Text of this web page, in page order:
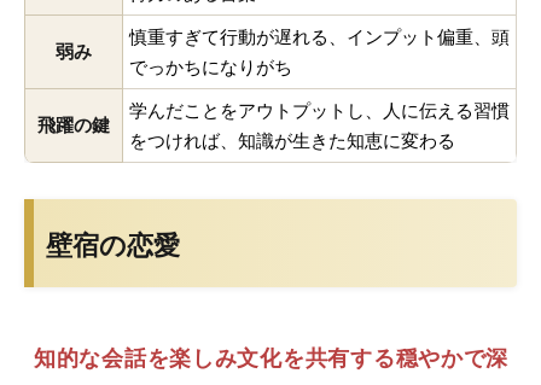
弱み
慎重すぎて行動が遅れる、インプット偏重、頭
でっかちになりがち
飛躍の鍵
学んだことをアウトプットし、人に伝える習慣
をつければ、知識が生きた知恵に変わる
壁宿の恋愛
知的な会話を楽しみ文化を共有する穏やかで深